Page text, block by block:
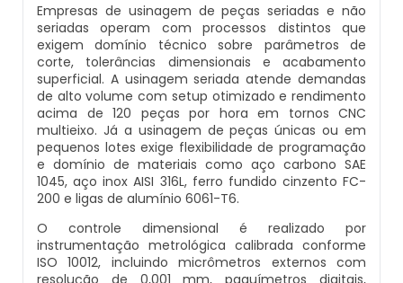
Caldeira Fogotubular Vertical
Caldeira Horizontal
Caldeira Industrial
Caldeira Industrial A Gás
Caldeira Industrial Preço
Inspeção De Caldeiras E Vasos De Pressão
Inspeção De Caldeiras Flamotubulares
Inspeção De Caldeiras Preço
Inspeção De Caldeiras Profissional
Habilitado
Inspeção De Integridade De Caldeiras
Empresas De Caldeiraria
Empresas De Caldeiraria E Montagem
Industrial
Empresas De Montagem De Caldeiras
Manutenção De Caldeiras
Manutenção De Caldeiras A Lenha
Caldeira A Vapor Preço
Caldeira A Vapor Vertical
Caldeira De Vapor
Caldeira De Vapor A Gás
Caldeira De Vapor Eletrica
Caldeira A Gás Vulcano
Caldeira De Aquecimento A Gás
Caldeira De Aquecimento Central A Gás
Caldeira Mural A Gás
Caldeira Mural A Gás Roca
Empresas de usinagem de peças seriadas e não
seriadas operam com processos distintos que
exigem domínio técnico sobre parâmetros de
corte, tolerâncias dimensionais e acabamento
superficial. A usinagem seriada atende demandas
de alto volume com setup otimizado e rendimento
acima de 120 peças por hora em tornos CNC
multieixo. Já a usinagem de peças únicas ou em
pequenos lotes exige flexibilidade de programação
e domínio de materiais como aço carbono SAE
1045, aço inox AISI 316L, ferro fundido cinzento FC-
200 e ligas de alumínio 6061-T6.
O controle dimensional é realizado por
instrumentação metrológica calibrada conforme
ISO 10012, incluindo micrômetros externos com
resolução de 0,001 mm, paquímetros digitais,